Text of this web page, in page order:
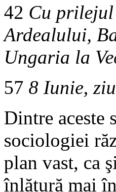
42 Cu prilejul
Ardealului,
Ungaria la
57 8 Iunie,
Dintre aceste
sociologiei
plan vast, ca
înlătură mai